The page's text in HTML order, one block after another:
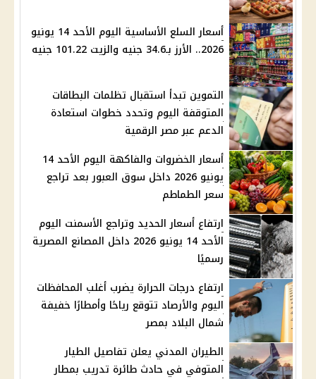
أسعار السلع الأساسية اليوم الأحد 14 يونيو
2026.. الأرز بـ34.6 جنيه والزيت 101.22 جنيه
التموين تبدأ استقبال تظلمات البطاقات
المتوقفة اليوم وتحدد خطوات استعادة
الدعم عبر مصر الرقمية
أسعار الخضروات والفاكهة اليوم الأحد 14
يونيو 2026 داخل سوق العبور بعد تراجع
سعر الطماطم
ارتفاع أسعار الحديد وتراجع الأسمنت اليوم
الأحد 14 يونيو 2026 داخل المصانع المصرية
رسميًا
ارتفاع درجات الحرارة يضرب أغلب المحافظات
اليوم والأرصاد تتوقع رياحًا وأمطارًا خفيفة
شمال البلاد بمصر
الطيران المدني يعلن تفاصيل الطيار
المتوفي في حادث طائرة تدريب بمطار